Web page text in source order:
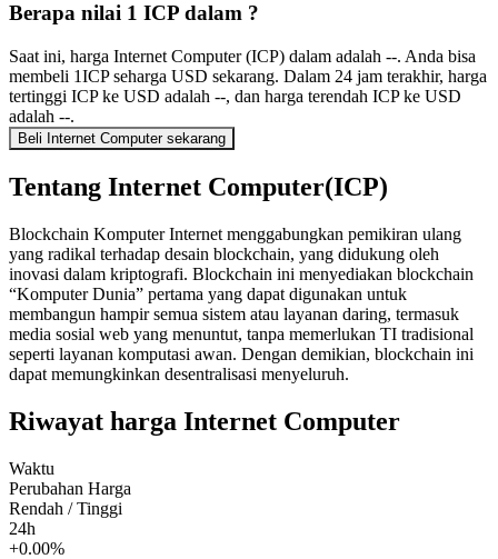
Berapa nilai 1 ICP dalam ?
Saat ini, harga Internet Computer (ICP) dalam adalah --. Anda bisa
membeli 1ICP seharga USD sekarang. Dalam 24 jam terakhir, harga
tertinggi ICP ke USD adalah --, dan harga terendah ICP ke USD
adalah --.
Beli Internet Computer sekarang
Tentang Internet Computer(ICP)
Blockchain Komputer Internet menggabungkan pemikiran ulang
yang radikal terhadap desain blockchain, yang didukung oleh
inovasi dalam kriptografi. Blockchain ini menyediakan blockchain
“Komputer Dunia” pertama yang dapat digunakan untuk
membangun hampir semua sistem atau layanan daring, termasuk
media sosial web yang menuntut, tanpa memerlukan TI tradisional
seperti layanan komputasi awan. Dengan demikian, blockchain ini
dapat memungkinkan desentralisasi menyeluruh.
Riwayat harga Internet Computer
Waktu
Perubahan Harga
Rendah / Tinggi
24h
+0.00%